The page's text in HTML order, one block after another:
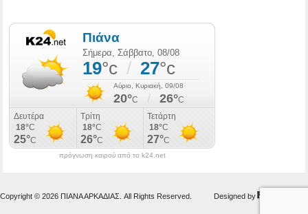
πρόγνωση καιρού από το k24.net
Copyright © 2026 ΠΙΑΝΑ ΑΡΚΑΔΙΑΣ. All Rights Reserved. Designed by